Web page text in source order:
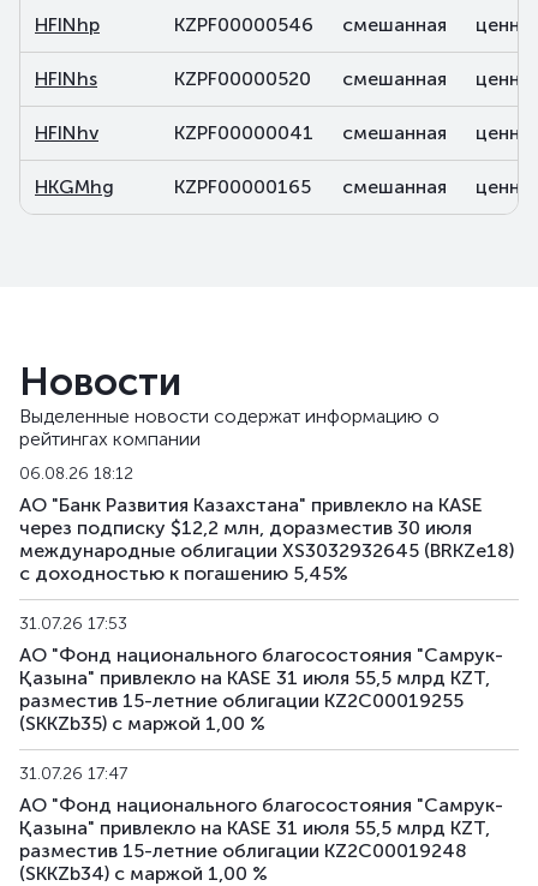
HFINhp KZPF00000546 смешанная
HFINhs KZPF00000520 смешанная
HFINhv KZPF00000041 смешанная
HKGMhg KZPF00000165 смешанная
Новости
Выделенные новости содержат информацию о
рейтингах компании
06.08.26 18:12
АО "Банк Развития Казахстана" привлекло на KASE
через подписку $12,2 млн, доразместив 30 июля
международные облигации XS3032932645 (BRKZe18)
с доходностью к погашению 5,45%
31.07.26 17:53
АО "Фонд национального благосостояния "Самрук-
Қазына" привлекло на KASE 31 июля 55,5 млрд KZT,
разместив 15-летние облигации KZ2C00019255
(SKKZb35) с маржой 1,00 %
31.07.26 17:47
АО "Фонд национального благосостояния "Самрук-
Қазына" привлекло на KASE 31 июля 55,5 млрд KZT,
разместив 15-летние облигации KZ2C00019248
(SKKZb34) с маржой 1,00 %